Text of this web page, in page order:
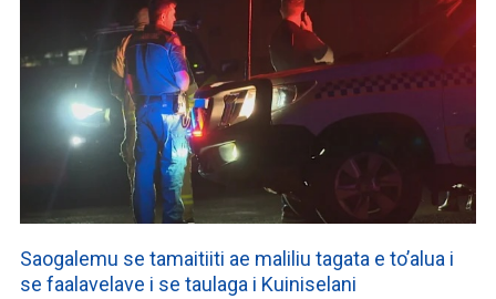
Saogalemu se tamaitiiti ae maliliu tagata e to’alua i
se faalavelave i se taulaga i Kuiniselani